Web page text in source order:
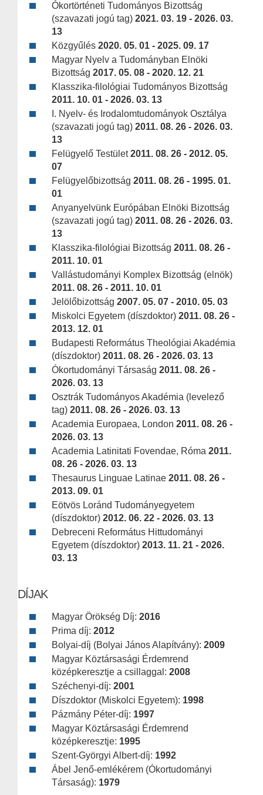
Ókortörténeti Tudományos Bizottság
(szavazati jogú tag) 2021. 03. 19 - 2026. 03.
13
Közgyűlés 2020. 05. 01 - 2025. 09. 17
Magyar Nyelv a Tudományban Elnöki
Bizottság 2017. 05. 08 - 2020. 12. 21
Klasszika-filológiai Tudományos Bizottság
2011. 10. 01 - 2026. 03. 13
I. Nyelv- és Irodalomtudományok Osztálya
(szavazati jogú tag) 2011. 08. 26 - 2026. 03.
13
Felügyelő Testület2011. 08. 26 - 2012. 05.
07
Felügyelőbizottság 2011. 08. 26 - 1995. 01.
01
Anyanyelvünk Európában Elnöki Bizottság
(szavazati jogú tag) 2011. 08. 26 - 2026. 03.
13
Klasszika-filológiai Bizottság 2011. 08. 26 -
2011. 10. 01
Vallástudományi Komplex Bizottság (elnök)
2011. 08. 26 - 2011. 10. 01
Jelölőbizottság 2007. 05. 07 - 2010. 05. 03
Miskolci Egyetem (díszdoktor) 2011. 08. 26 -
2013. 12. 01
Budapesti Református Theológiai Akadémia
(díszdoktor) 2011. 08. 26 - 2026. 03. 13
Ókortudományi Társaság 2011. 08. 26 -
2026. 03. 13
Osztrák Tudományos Akadémia (levelező
tag) 2011. 08. 26 - 2026. 03. 13
Academia Europaea, London 2011. 08. 26 -
2026. 03. 13
Academia Latinitati Fovendae, Róma 2011.
08. 26 - 2026. 03. 13
Thesaurus Linguae Latinae 2011. 08. 26 -
2013. 09. 01
Eötvös Loránd Tudományegyetem
(díszdoktor) 2012. 06. 22 - 2026. 03. 13
Debreceni Református Hittudományi
Egyetem (díszdoktor) 2013. 11. 21 - 2026.
03. 13
DÍJAK
Magyar Örökség Díj: 2016
Prima díj: 2012
Bolyai-díj (Bolyai János Alapítvány): 2009
Magyar Köztársasági Érdemrend
középkeresztje a csillaggal: 2008
Széchenyi-díj: 2001
Díszdoktor (Miskolci Egyetem): 1998
Pázmány Péter-díj: 1997
Magyar Köztársasági Érdemrend
középkeresztje: 1995
Szent-Györgyi Albert-díj: 1992
Ábel Jenő-emlékérem (Ókortudományi
Társaság): 1979